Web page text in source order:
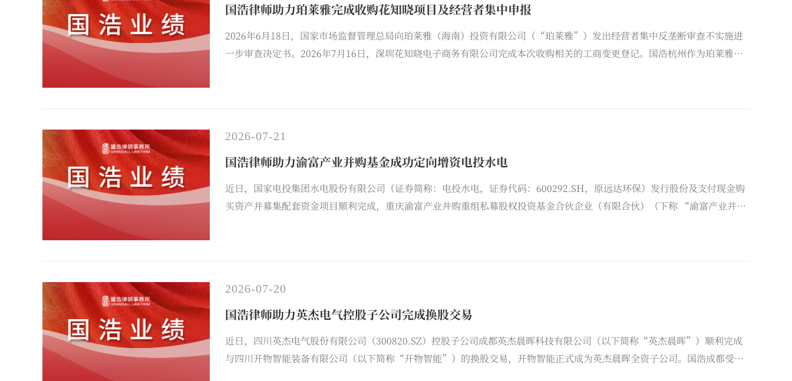
国浩律师助力珀莱雅完成收购花知晓项目及经营者集中申报
2026年6月18日，国家市场监督管理总局向珀莱雅（海南）投资有限公司（“珀莱雅”）发出经营者集中反垄断审查不实施进
一步审查决定书。2026年7月16日，深圳花知晓电子商务有限公司完成本次收购相关的工商变更登记。国浩杭州作为珀莱雅的
2026-07-21
国浩律师助力渝富产业并购基金成功定向增资电投水电
近日，国家电投集团水电股份有限公司（证券简称：电投水电，证券代码：600292.SH，原远达环保）发行股份及支付现金购
买资产并募集配套资金项目顺利完成，重庆渝富产业并购重组私募股权投资基金合伙企业（有限合伙）（下称 “渝富产业并购
2026-07-20
国浩律师助力英杰电气控股子公司完成换股交易
近日，四川英杰电气股份有限公司（300820.SZ）控股子公司成都英杰晨晖科技有限公司（以下简称“英杰晨晖”）顺利完成
与四川开物智能装备有限公司（以下简称“开物智能”）的换股交易，开物智能正式成为英杰晨晖全资子公司。国浩成都受聘